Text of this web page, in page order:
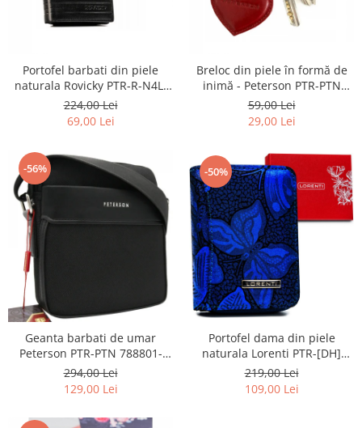
Portofel barbati din piele
naturala Rovicky PTR-R-N4L-
GAT-8922 B+B
224,00 Lei
69,00 Lei
Breloc din piele în formă de
inimă - Peterson PTR-PTN
BRELOK SERD
59,00 Lei
29,00 Lei
-56%
Geanta barbati de umar
Peterson PTR-PTN 788801-
0334 BL
294,00 Lei
129,00 Lei
-50%
Portofel dama din piele
naturala Lorenti PTR-[DH]
5157 ONBF
219,00 Lei
109,00 Lei